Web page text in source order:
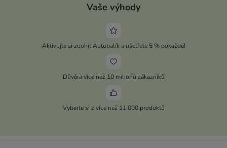
Vaše výhody
Aktivujte si zoohit Autobalík a ušetřete 5 % pokaždé!
Důvěra více než 10 milionů zákazníků
Vyberte si z více než 11 000 produktů